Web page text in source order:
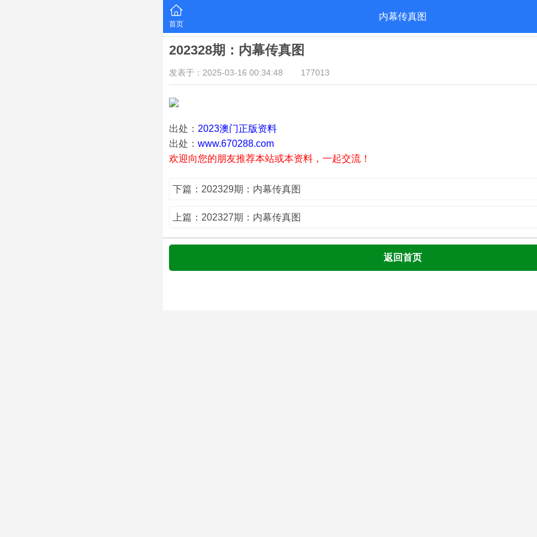
首页
内幕传真图
202328期：内幕传真图
发表于：2025-03-16 00:34:48 177013
出处： 2023澳门正版资料
出处： www.670288.com
欢迎向您的朋友推荐本站或本资料，一起交流！
下篇：202329期：内幕传真图
上篇：202327期：内幕传真图
返回首页